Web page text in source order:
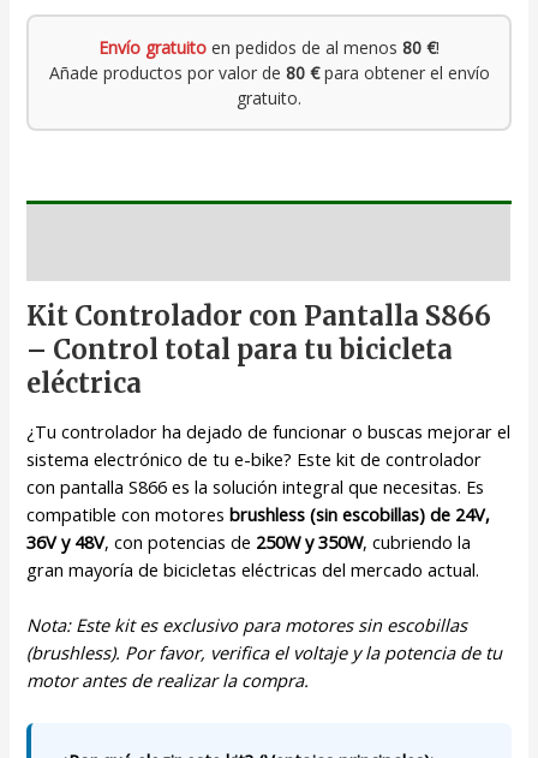
Envío gratuito en pedidos de al menos 80 €!
Añade productos por valor de 80 €para obtener el envío
gratuito.
Kit Controlador con Pantalla S866
– Control total para tu bicicleta
eléctrica
¿Tu controlador ha dejado de funcionar o buscas mejorar el
sistema electrónico de tu e-bike? Este kit de controlador
con pantalla S866 es la solución integral que necesitas. Es
compatible con motoresbrushless (sin escobillas) de 24V,
36V y 48V, con potencias de 250W y 350W, cubriendo la
gran mayoría de bicicletas eléctricas del mercado actual.
Nota: Este kit es exclusivo para motores sin escobillas
(brushless). Por favor, verifica el voltaje y la potencia de tu
motor antes de realizar la compra.